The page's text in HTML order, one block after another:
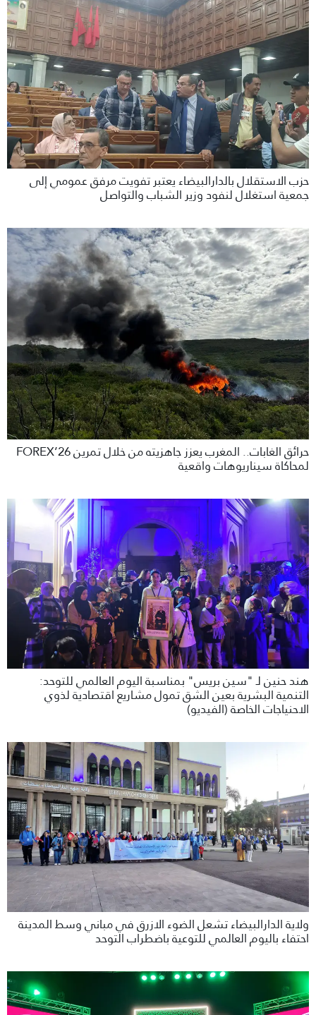
حزب الاستقلال بالدارالبيضاء يعتبر تفويت مرفق عمومي إلى
جمعية استغلال لنفود وزير الشباب والتواصل
حرائق الغابات.. المغرب يعزز جاهزيته من خلال تمرين FOREX’26
لمحاكاة سيناريوهات واقعية
هند حنين لـ "سين بريس" بمناسبة اليوم العالمي للتوحد:
التنمية البشرية بعين الشق تمول مشاريع اقتصادية لذوي
الاحنياجات الخاصة (الفيديو)
ولاية الدارالبيضاء تشعل الضوء الازرق في مباني وسط المدينة
احتفاء باليوم العالمي للتوعية باضطراب التوحد